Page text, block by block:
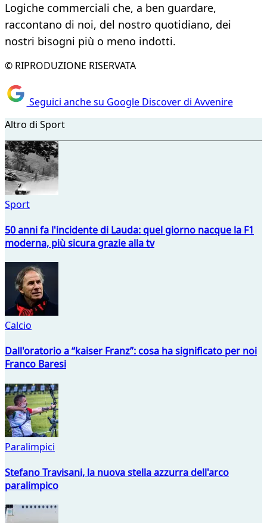
Logiche commerciali che, a ben guardare,
raccontano di noi, del nostro quotidiano, dei
nostri bisogni più o meno indotti.
© RIPRODUZIONE RISERVATA
Seguici anche su Google Discover di Avvenire
Altro di Sport
Sport
50 anni fa l'incidente di Lauda: quel giorno nacque la F1
moderna, più sicura grazie alla tv
Calcio
Dall'oratorio a “kaiser Franz”: cosa ha significato per noi
Franco Baresi
Paralimpici
Stefano Travisani, la nuova stella azzurra dell'arco
paralimpico